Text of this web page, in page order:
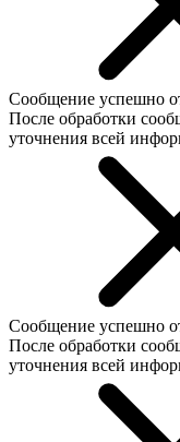
Сообщение успешно
После обработки
уточнения всей
Сообщение успешно
После обработки
уточнения всей